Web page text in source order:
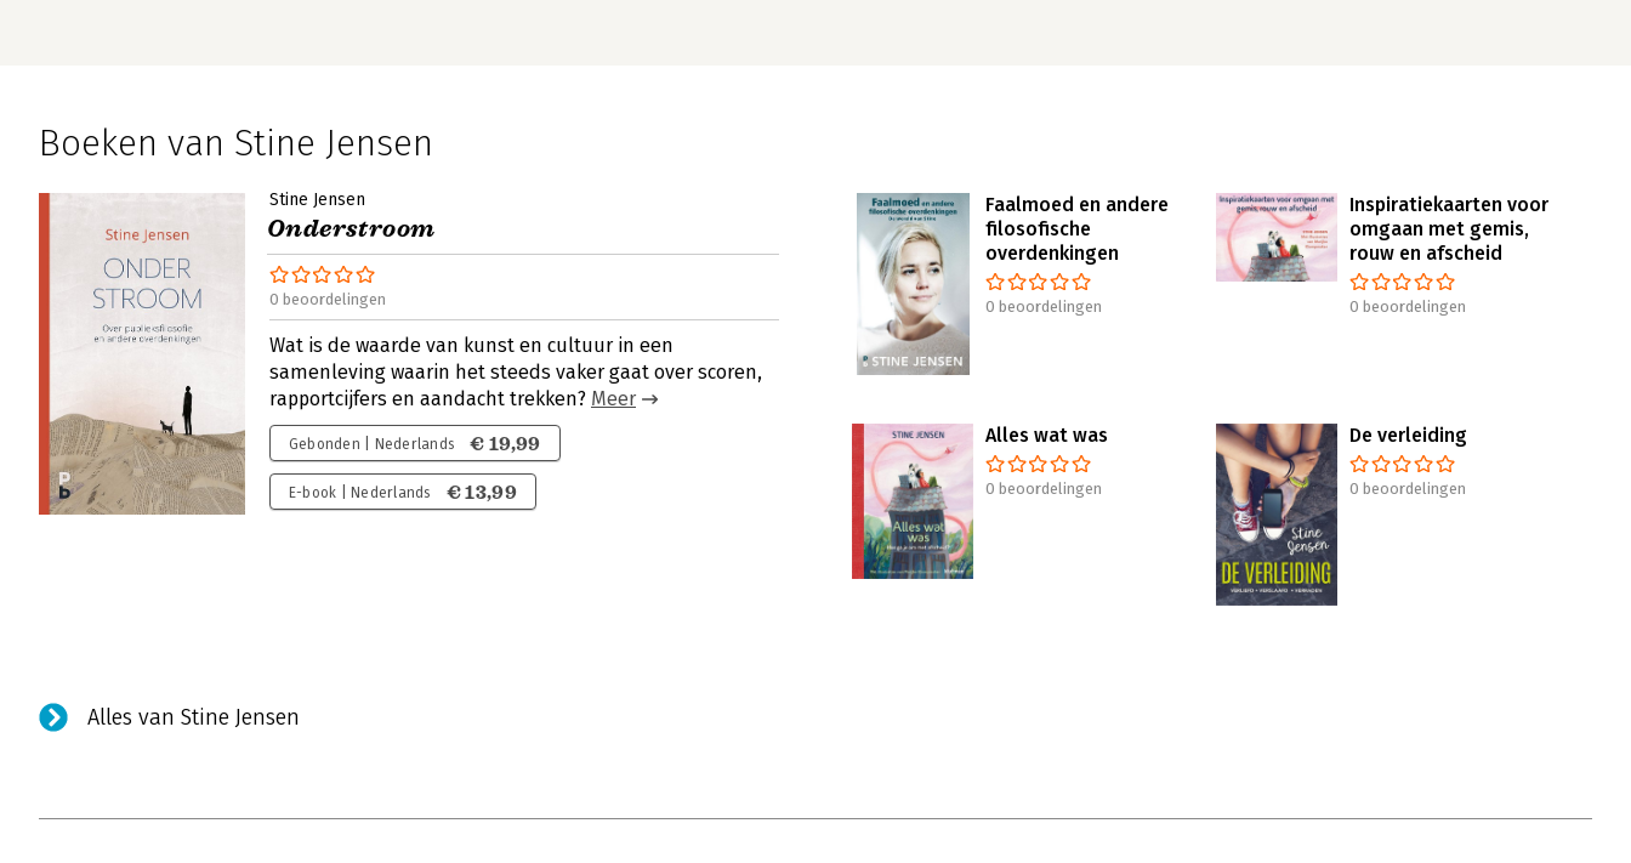
Boeken van Stine Jensen
Stine Jensen
Onderstroom
0 beoordelingen
Wat is de waarde van kunst en cultuur in een
samenleving waarin het steeds vaker gaat over scoren,
rapportcijfers en aandacht trekken? Meer
Gebonden | Nederlands € 19,99
E-book | Nederlands € 13,99
Faalmoed en andere
filosofische
overdenkingen
0 beoordelingen
Inspiratiekaarten voor
omgaan met gemis,
rouw en afscheid
0 beoordelingen
Alles wat was
0 beoordelingen
De verleiding
0 beoordelingen
Alles van Stine Jensen